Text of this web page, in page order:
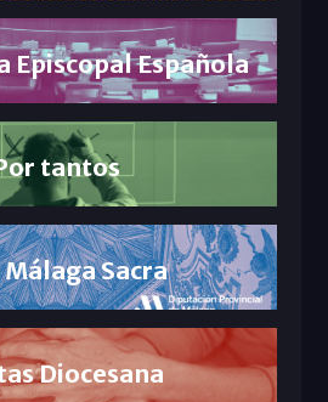
Episcopal Española
tantos
Sacra
Diocesana